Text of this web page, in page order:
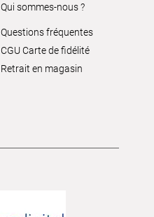
Qui sommes-nous ?
Questions fréquentes
CGU Carte de fidélité
Retrait en magasin